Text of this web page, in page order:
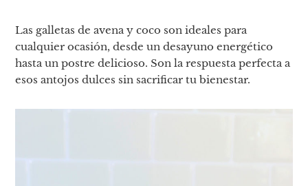
Las galletas de avena y coco son ideales para
cualquier ocasión, desde un desayuno energético
hasta un postre delicioso. Son la respuesta perfecta a
esos antojos dulces sin sacrificar tu bienestar.